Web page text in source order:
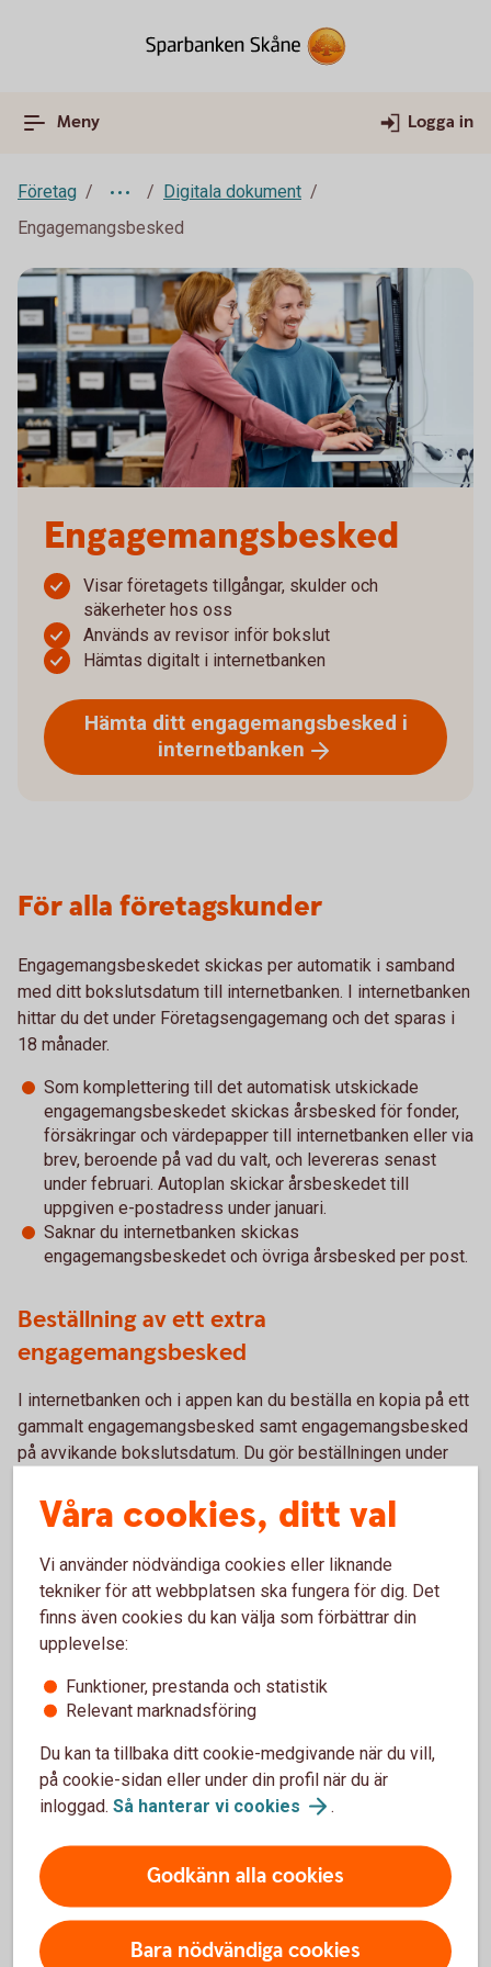
Meny Logga in
Företag
Digitala dokument
Engagemangsbesked
Engagemangsbesked
Visar företagets tillgångar, skulder och
säkerheter hos oss
Används av revisor inför bokslut
Hämtas digitalt i internetbanken
Hämta ditt engagemangsbesked i
internetbanken
För alla företagskunder
Engagemangsbeskedet skickas per automatik i samband
med ditt bokslutsdatum till internetbanken. I internetbanken
hittar du det under Företagsengagemang och det sparas i
18 månader.
Som komplettering till det automatisk utskickade
engagemangsbeskedet skickas årsbesked för fonder,
försäkringar och värdepapper till internetbanken eller via
brev, beroende på vad du valt, och levereras senast
under februari. Autoplan skickar årsbeskedet till
uppgiven e-postadress under januari.
Saknar du internetbanken skickas
engagemangsbeskedet och övriga årsbesked per post.
Beställning av ett extra
engagemangsbesked
I internetbanken och i appen kan du beställa en kopia på ett
gammalt engagemangsbesked samt engagemangsbesked
på avvikande bokslutsdatum. Du gör beställningen under
datum och leveransadress. I samma beställning kan du
lägga upp fler mottagare. När det är klart skickas det via
posten.
Företag med brutet räkenskapsår
Ett företag med brutet räkenskapsår och som har produkter
som ännu inte är inkluderade i det automatiska
engagemangsbeskedet måste alltid göra en
kompletterande beställning via internetbanken. Detta måste
göras för att få all information per bokslutsdatum som till
exempelvis fonder, försäkringar, autoplan och värdepapper.
Så här tar din revisor enklast del
av engagemangsbeskedet
Du kan själv ge din revisor behörighet att både beställa och
Våra cookies, ditt val
Vi använder nödvändiga cookies eller liknande
tekniker för att webbplatsen ska fungera för dig. Det
finns även cookies du kan välja som förbättrar din
upplevelse:
Funktioner, prestanda och statistik
Relevant marknadsföring
Du kan ta tillbaka ditt cookie-medgivande när du vill,
på cookie-sidan eller under din profil när du är
inloggad. Så hanterar vi cookies .
Godkänn alla cookies
Bara nödvändiga cookies